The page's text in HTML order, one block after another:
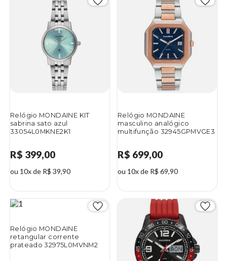
Relógio MONDAINE KIT
sabrina sato azul
33054L0MKNE2K1
R$ 399,00
ou 10x de R$ 39,90
Relógio MONDAINE
masculino analógico
multifunção 32945GPMVGE3
R$ 699,00
ou 10x de R$ 69,90
Relógio MONDAINE
retangular corrente
prateado 32975L0MVNM2